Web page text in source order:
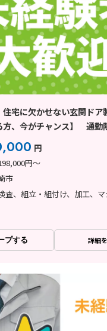
住宅に欠かせない玄関ド
方、今がチャンス】 通勤
円
円～
市
プする 詳細